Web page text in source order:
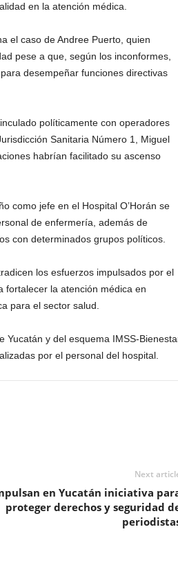
en la atención médica.
el caso de Andree Puerto, quien
pese a que, según los inconformes,
desempeñar funciones directivas
políticamente con operadores
Sanitaria Número 1, Miguel
habrían facilitado su ascenso
como jefe en el Hospital O’Horán se
de enfermería, además de
con determinados grupos políticos.
los esfuerzos impulsados por el
fortalecer la atención médica en
para el sector salud.
Yucatán y del esquema IMSS-
por el personal del hospital.
Next
en Yucatán iniciativa
proteger derechos y seguridad